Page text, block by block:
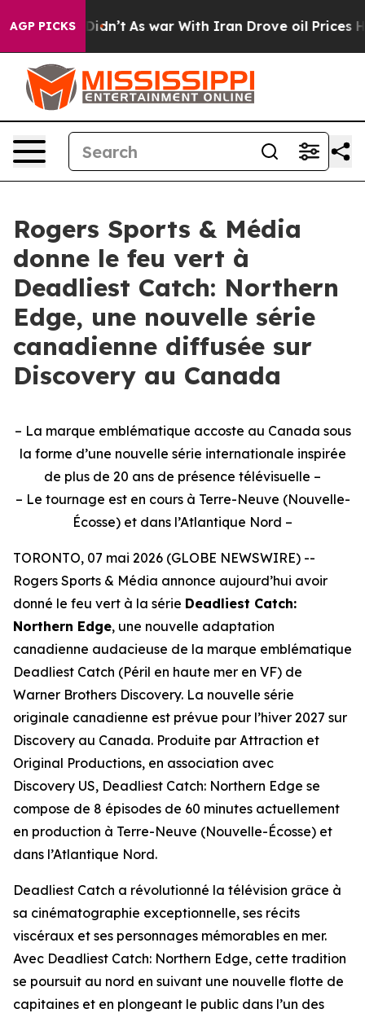
AGP PICKS
it Didn’t As war With Iran Drove oil Prices
Rogers Sports & Média
donne le feu vert à
Deadliest Catch: Northern
Edge, une nouvelle série
canadienne diffusée sur
Discovery au Canada
– La marque emblématique accoste au Canada sous
la forme d’une nouvelle série internationale inspirée
de plus de 20 ans de présence télévisuelle –
– Le tournage est en cours à Terre-Neuve (Nouvelle-
Écosse) et dans l’Atlantique Nord –
TORONTO, 07 mai 2026 (GLOBE NEWSWIRE) --
Rogers Sports & Média annonce aujourd’hui avoir
donné le feu vert à la série Deadliest Catch:
Northern Edge, une nouvelle adaptation
canadienne audacieuse de la marque emblématique
Deadliest Catch (Péril en haute mer en VF) de
Warner Brothers Discovery. La nouvelle série
originale canadienne est prévue pour l’hiver 2027 sur
Discovery au Canada. Produite par Attraction et
Original Productions, en association avec
Discovery US, Deadliest Catch: Northern Edge se
compose de 8 épisodes de 60 minutes actuellement
en production à Terre-Neuve (Nouvelle-Écosse) et
dans l’Atlantique Nord.
Deadliest Catch a révolutionné la télévision grâce à
sa cinématographie exceptionnelle, ses récits
viscéraux et ses personnages mémorables en mer.
Avec Deadliest Catch: Northern Edge, cette tradition
se poursuit au nord en suivant une nouvelle flotte de
capitaines et en plongeant le public dans l’un des